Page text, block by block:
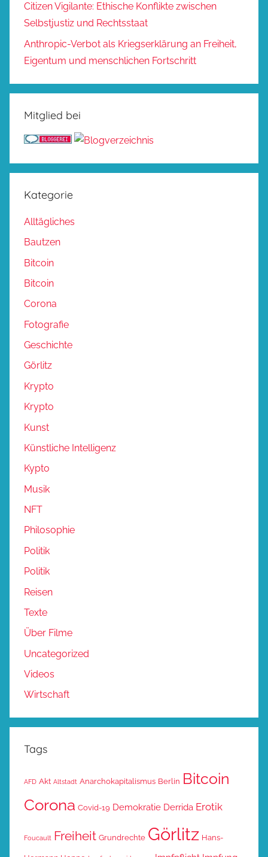
Citizen Vigilante: Ethische Konflikte zwischen
Selbstjustiz und Rechtsstaat
Anthropic-Verbot als Kriegserklärung an Freiheit,
Eigentum und menschlichen Fortschritt
Mitglied bei
Kategorie
Alltägliches
Bautzen
Bitcoin
Bitcoin
Corona
Fotografie
Geschichte
Görlitz
Krypto
Krypto
Kunst
Künstliche Intelligenz
Kypto
Musik
NFT
Philosophie
Politik
Politik
Reisen
Texte
Über Filme
Uncategorized
Videos
Wirtschaft
Tags
AFD Akt Altstadt Anarchokapitalismus Berlin Bitcoin
Corona Covid-19 Demokratie Derrida Erotik
Foucault Freiheit Grundrechte Görlitz Hans-